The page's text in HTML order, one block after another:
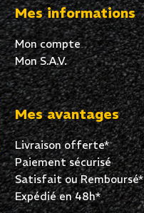
pendant
Mes informations
Mon compte
Mon S.A.V.
Mes avantages
Livraison offerte*
Paiement sécurisé
Satisfait ou Remboursé*
Expédié en 48h*